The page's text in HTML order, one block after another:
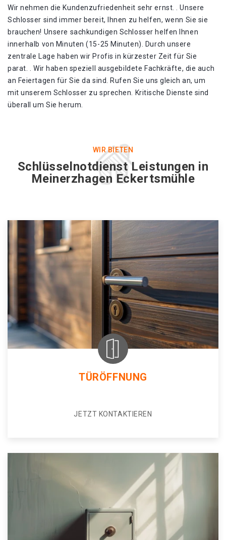
Wir nehmen die Kundenzufriedenheit sehr ernst. . Unsere
Schlosser sind immer bereit, Ihnen zu helfen, wenn Sie sie
brauchen! Unsere sachkundigen Schlosser helfen Ihnen
innerhalb von Minuten (15-25 Minuten). Durch unsere
zentrale Lage haben wir Profis in kürzester Zeit für Sie
parat. . Wir haben speziell ausgebildete Fachkräfte, die auch
an Feiertagen für Sie da sind. Rufen Sie uns gleich an, um
mit unserem Schlosser zu sprechen. Kritische Dienste sind
überall um Sie herum.
WIR BIETEN
Schlüsselnotdienst Leistungen in
Meinerzhagen Eckertsmühle
TÜRÖFFNUNG
JETZT KONTAKTIEREN